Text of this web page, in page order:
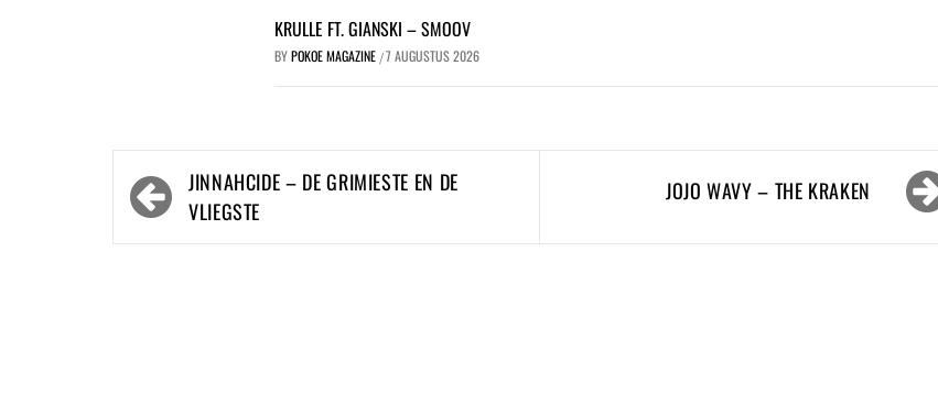
KRULLE FT. GIANSKI – SMOOV
BYPOKOE MAGAZINE /7 AUGUSTUS 2026
Bericht
navigatie
JINNAHCIDE – DE GRIMIESTE EN DE
VLIEGSTE
JOJO WAVY – THE KRAKEN